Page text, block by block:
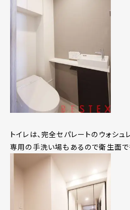
トイレは、完全セパレートのウォシュ
専用の手洗い場もあるので衛生面で